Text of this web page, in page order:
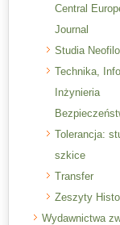
Central
Journal
Studia
Technika,
Inżynieria
Tolerancja:
szkice
Transfer
Zeszyty
Wydawnictwa